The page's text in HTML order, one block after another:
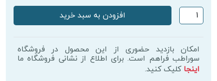
دستگاه
لاغری
جی
فایو
افزودن به سبد خرید
امکان بازدید حضوری از این محصول در فروشگاه
سوراطب فراهم است. برای اطلاع از نشانی فروشگاه ما
اینجا کلیک کنید.